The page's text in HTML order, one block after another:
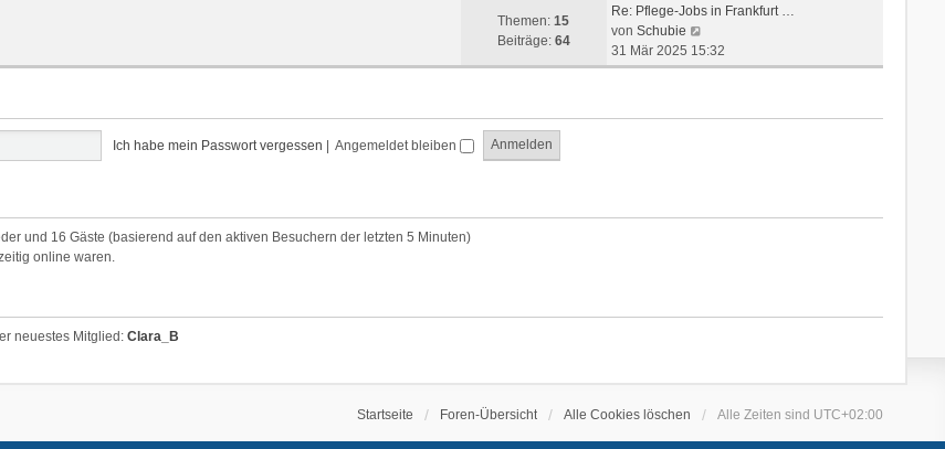
a
g
i
r
e
r
B
e
e
s
t
B
a
Themen:15
Beiträge: 64
Re: Pflege-Jobs in Frankfurt …
von Schubie
e
u
31 Mär 2025 15:32
Ich habe mein Passwort vergessen | Angemeldet bleiben
und 16 Gäste (basierend auf den aktiven Besuchern der letzten 5 Minuten)
online waren.
neuestes Mitglied: Clara_B
Startseite Foren-Übersicht Alle Cookies löschen Alle Zeiten sind UTC+02:00